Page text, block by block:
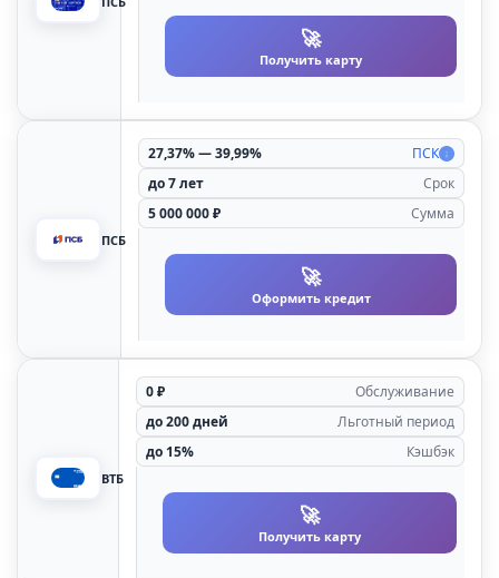
🚀
Получить карту
ПСБ
27,37% — 39,99%
ПСК
до 7 лет
Срок
5 000 000 ₽
Сумма
🚀
Оформить кредит
ВТБ
0 ₽
Обслуживание
до 200 дней
Льготный период
до 15%
Кэшбэк
🚀
Получить карту